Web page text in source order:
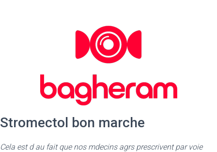
Stromectol bon marche
Cela est d au fait que nos mdecins agrs prescrivent par voie